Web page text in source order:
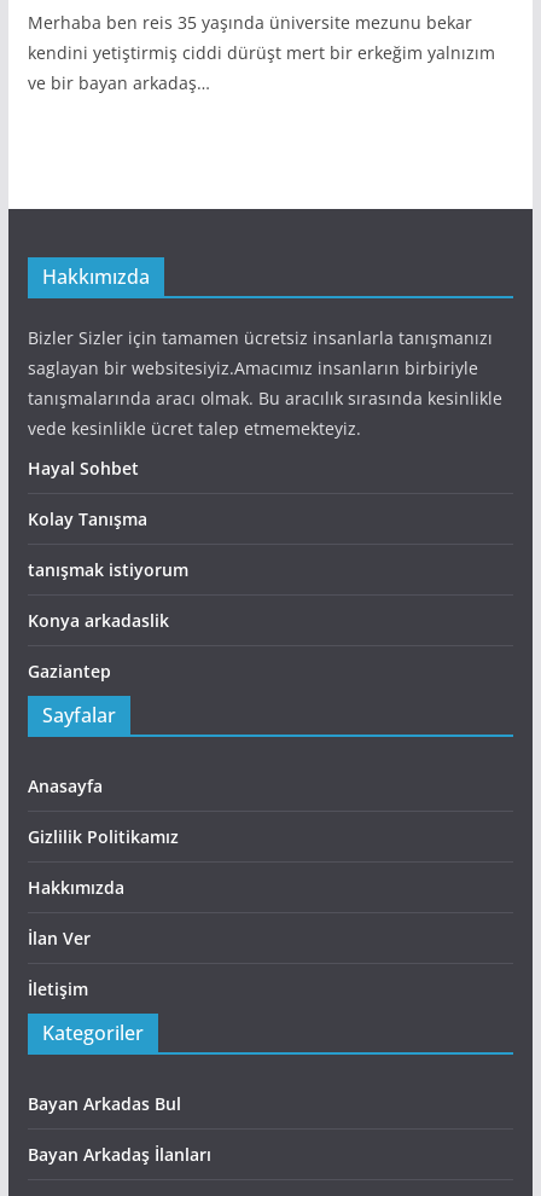
Merhaba ben reis 35 yaşında üniversite mezunu bekar
kendini yetiştirmiş ciddi dürüşt mert bir erkeğim yalnızım
ve bir bayan arkadaş…
Hakkımızda
Bizler Sizler için tamamen ücretsiz insanlarla tanışmanızı
saglayan bir websitesiyiz.Amacımız insanların birbiriyle
tanışmalarında aracı olmak. Bu aracılık sırasında kesinlikle
vede kesinlikle ücret talep etmemekteyiz.
Hayal Sohbet
Kolay Tanışma
tanışmak istiyorum
Konya arkadaslik
Gaziantep
Sayfalar
Anasayfa
Gizlilik Politikamız
Hakkımızda
İlan Ver
İletişim
Kategoriler
Bayan Arkadas Bul
Bayan Arkadaş İlanları